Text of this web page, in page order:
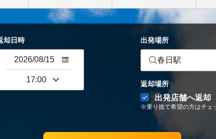
却日時 出発場所
春日駅
返却場所
出発店舗へ返却
※乗り捨て希望の方はチェ